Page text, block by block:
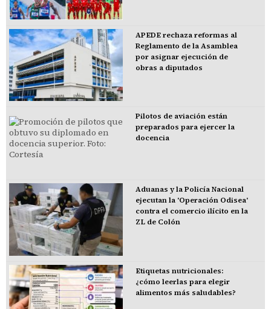
APEDE rechaza reformas al
Reglamento de la Asamblea
por asignar ejecución de
obras a diputados
Pilotos de aviación están
preparados para ejercer la
docencia
Aduanas y la Policía Nacional
ejecutan la 'Operación Odisea'
contra el comercio ilícito en la
ZL de Colón
Etiquetas nutricionales:
¿cómo leerlas para elegir
alimentos más saludables?